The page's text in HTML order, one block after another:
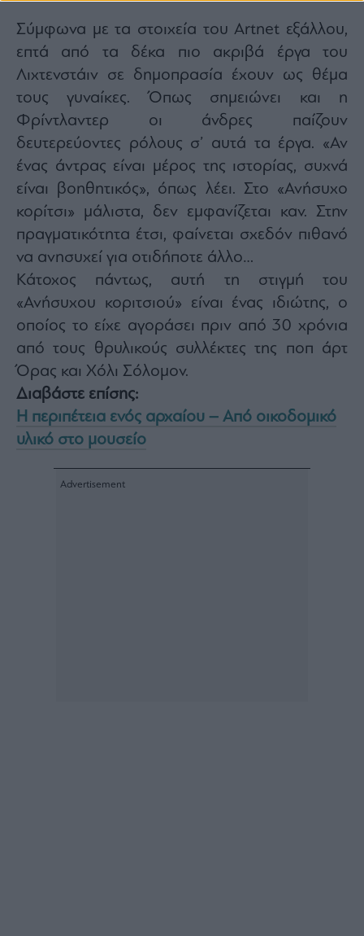
Σύμφωνα με τα στοιχεία του Artnet εξάλλου,
επτά από τα δέκα πιο ακριβά έργα του
Λιχτενστάιν σε δημοπρασία έχουν ως θέμα
τους γυναίκες. Όπως σημειώνει και η
Φρίντλαντερ οι άνδρες παίζουν
δευτερεύοντες ρόλους σ’ αυτά τα έργα. «Αν
ένας άντρας είναι μέρος της ιστορίας, συχνά
είναι βοηθητικός», όπως λέει. Στο «Ανήσυχο
κορίτσι» μάλιστα, δεν εμφανίζεται καν. Στην
πραγματικότητα έτσι, φαίνεται σχεδόν πιθανό
να ανησυχεί για οτιδήποτε άλλο…
Κάτοχος πάντως, αυτή τη στιγμή του
«Ανήσυχου κοριτσιού» είναι ένας ιδιώτης, ο
οποίος το είχε αγοράσει πριν από 30 χρόνια
από τους θρυλικούς συλλέκτες της ποπ άρτ
Όρας και Χόλι Σόλομον.
Διαβάστε επίσης:
Η περιπέτεια ενός αρχαίου – Από οικοδομικό
υλικό στο μουσείο